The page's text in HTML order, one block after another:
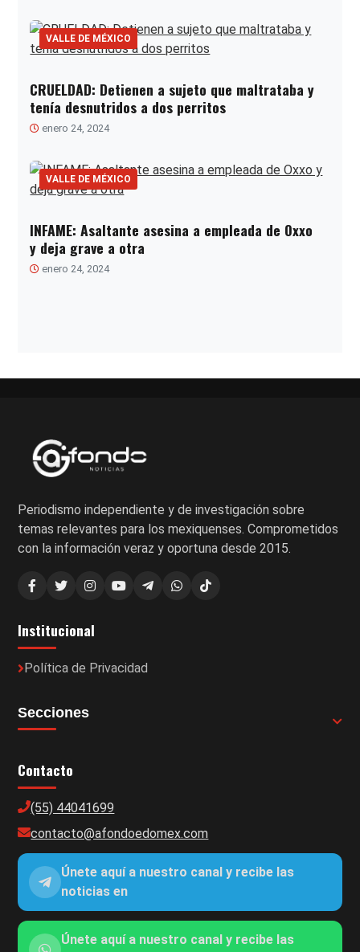
VALLE DE MÉXICO
CRUELDAD: Detienen a sujeto que maltrataba y
tenía desnutridos a dos perritos
enero 24, 2024
VALLE DE MÉXICO
INFAME: Asaltante asesina a empleada de Oxxo
y deja grave a otra
enero 24, 2024
entradas
Periodismo independiente y de investigación sobre
temas relevantes para los mexiquenses. Comprometidos
con la información veraz y oportuna desde 2015.
Institucional
Política de Privacidad
Secciones
Contacto
(55) 44041699
contacto@afondoedomex.com
Únete aquí a nuestro canal y recibe las
noticias en
Únete aquí a nuestro canal y recibe las